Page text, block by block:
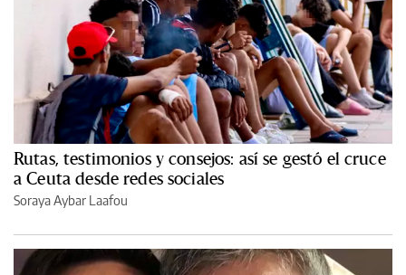
Rutas, testimonios y consejos: así se gestó el cruce
a Ceuta desde redes sociales
Soraya Aybar Laafou